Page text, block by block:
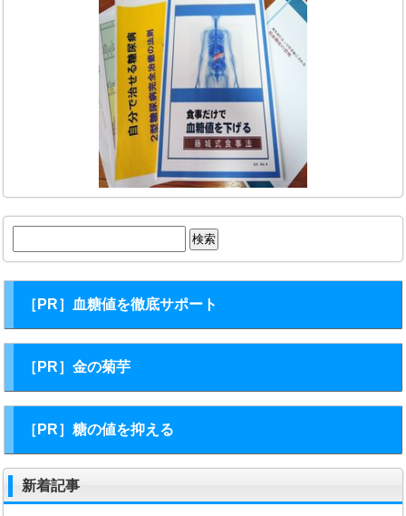
索:
［PR］血糖値を徹底サポート
［PR］金の菊芋
［PR］糖の値を抑える
新着記事